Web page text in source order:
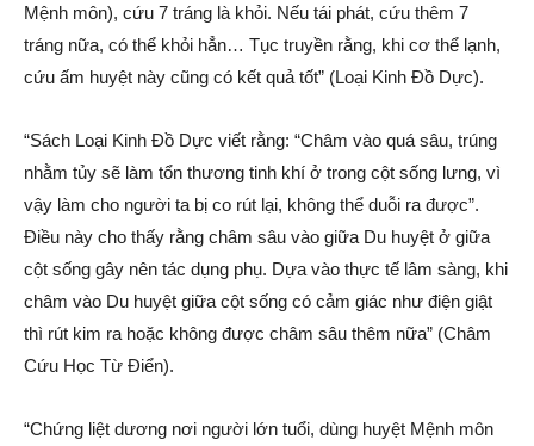
Mệnh môn), cứu 7 tráng là khỏi. Nếu tái phát, cứu thêm 7
tráng nữa, có thể khỏi hẳn… Tục truyền rằng, khi cơ thể lạnh,
cứu ấm huyệt này cũng có kết quả tốt” (Loại Kinh Đồ Dực).
“Sách Loại Kinh Đồ Dực viết rằng: “Châm vào quá sâu, trúng
nhằm tủy sẽ làm tổn thương tinh khí ở trong cột sống lưng, vì
vậy làm cho người ta bị co rút lại, không thể duỗi ra được”.
Điều này cho thấy rằng châm sâu vào giữa Du huyệt ở giữa
cột sống gây nên tác dụng phụ. Dựa vào thực tế lâm sàng, khi
châm vào Du huyệt giữa cột sống có cảm giác như điện giật
thì rút kim ra hoặc không được châm sâu thêm nữa” (Châm
Cứu Học Từ Điển).
“Chứng liệt dương nơi người lớn tuổi, dùng huyệt Mệnh môn